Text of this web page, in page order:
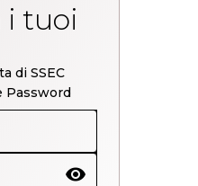
i tuoi
di SSEC
Password
visibility